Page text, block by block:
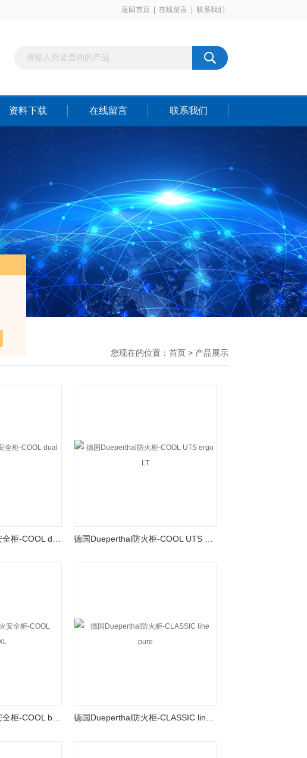
返回首页 在线留言 联系我们
资料下载 在线留言 联系我们
您现在的位置： 首页 > 产品展示